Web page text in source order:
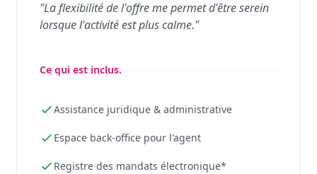
"La flexibilité de l'offre me permet d'être serein
lorsque l'activité est plus calme."
Ce qui est inclus.
Assistance juridique & administrative
Espace back-office pour l'agent
Registre des mandats électronique*